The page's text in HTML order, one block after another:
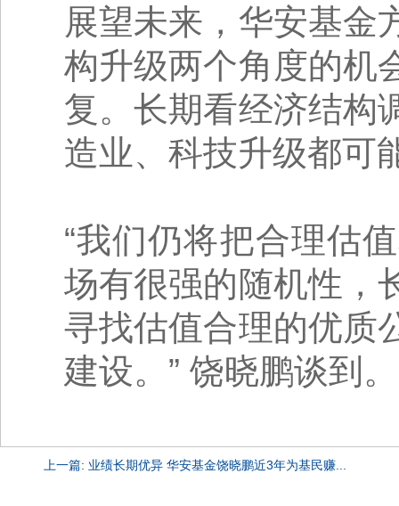
展望未来，华安基金
构升级两个角度的机
复。长期看经济结构
造业、科技升级都可
“我们仍将把合理估
场有很强的随机性，
寻找估值合理的优质
建设。” 饶晓鹏谈到。
上一篇: 业绩长期优异 华安基金饶晓鹏近3年为基民赚...